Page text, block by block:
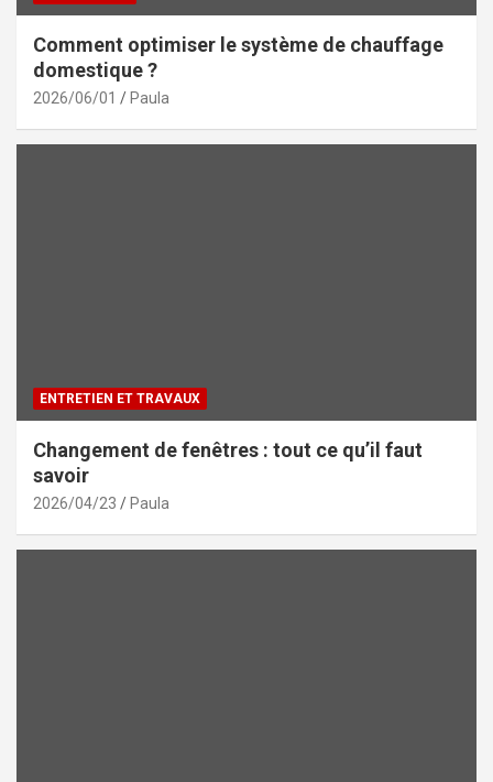
Comment optimiser le système de chauffage
domestique ?
2026/06/01 Paula
ENTRETIEN ET TRAVAUX
Changement de fenêtres : tout ce qu’il faut
savoir
2026/04/23 Paula